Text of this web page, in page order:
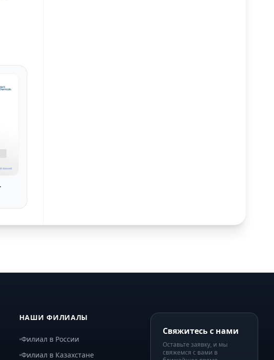
НАШИ ФИЛИАЛЫ
Филиал в России
Филиал в Казахстане
Свяжитесь с нами
Оставьте заявку, и мы
свяжемся с вами в